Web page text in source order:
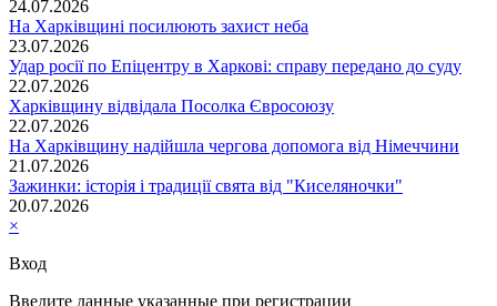
24.07.2026
На Харківщині посилюють захист неба
23.07.2026
Удар росії по Епіцентру в Харкові: справу передано до суду
22.07.2026
Харківщину відвідала Посолка Євросоюзу
22.07.2026
На Харківщину надійшла чергова допомога від Німеччини
21.07.2026
Зажинки: історія і традиції свята від "Киселяночки"
20.07.2026
×
Вход
Введите данные указанные при регистрации